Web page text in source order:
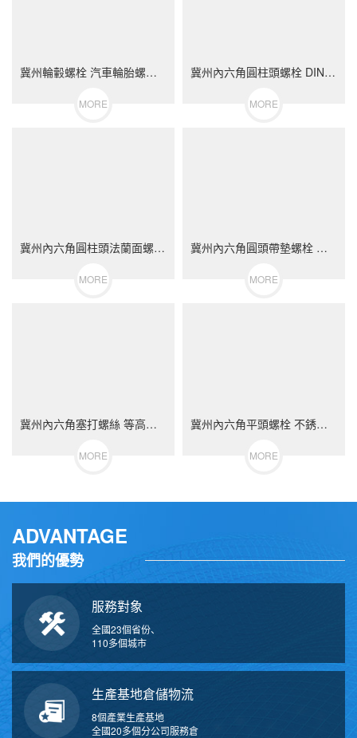
冀州輪轂螺栓 汽車輪胎螺絲 不銹鋼（304/316）碳鋼 合金鋼
MORE
冀州內六角圓柱頭螺栓 DIN912 不銹鋼（304/316）碳鋼 合金鋼
MORE
冀州內六角圓柱頭法蘭面螺栓 不銹鋼（304/316）碳鋼 合金鋼
MORE
冀州內六角圓頭帶墊螺栓 不銹鋼（304/316）碳鋼 合金鋼
MORE
冀州內六角塞打螺絲 等高限位螺栓 不銹鋼（304/316）碳鋼 合金鋼
MORE
冀州內六角平頭螺栓 不銹鋼（304/316）碳鋼 合金鋼
MORE
ADVANTAGE
我們的優勢
服務對象
全國23個省份、
110多個城市
生產基地倉儲物流
8個產業生產基地
全國20多個分公司服務倉